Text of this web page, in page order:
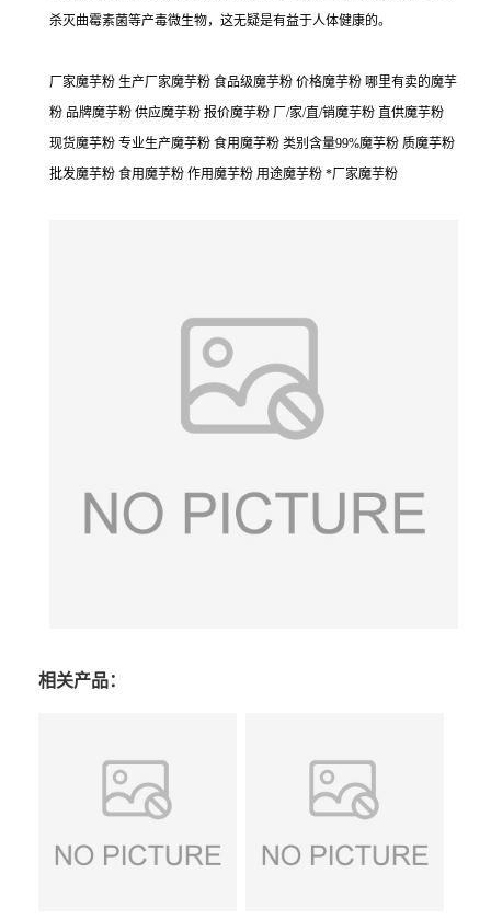
杀灭曲霉素菌等产毒微生物，这无疑是有益于人体健康的。
厂家魔芋粉 生产厂家魔芋粉 食品级魔芋粉 价格魔芋粉 哪里有卖的魔芋
粉 品牌魔芋粉 供应魔芋粉 报价魔芋粉 厂/家/直/销魔芋粉 直供魔芋粉
现货魔芋粉 专业生产魔芋粉 食用魔芋粉 类别含量99%魔芋粉 质魔芋粉
批发魔芋粉 食用魔芋粉 作用魔芋粉 用途魔芋粉 *厂家魔芋粉
相关产品：